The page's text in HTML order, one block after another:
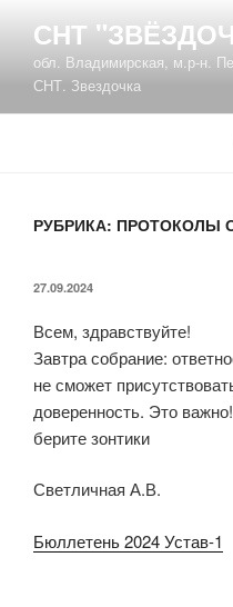
содержимому
СНТ
обл. Владимирская, м.р-н.
СНТ. Звездочка
РУБРИКА: ПРОТОКОЛЫ
ОПУБЛИКОВАНО
27.09.2024
Всем, здравствуйте!
Завтра собрание:
не сможет
доверенность. Это
берите зонтики
Светличная А.В.
Бюллетень 2024 Устав-1